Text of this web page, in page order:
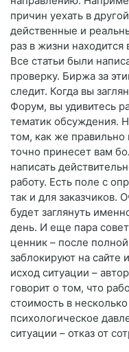
причин уехать в
действенные и
раз в жизни
Все статьи были
проверку. Биржа за
следит. Когда вы
Форум, вы удивитесь
тематик обсуждения.
том, как же правильно
точно принесет вам
написать
работу. Есть поле с
так и для заказчиков.
будет заглянуть
день. И еще пара
ценник – после
заблокируют на сайте
исход ситуации –
говорит о том, что
стоимость в
психологическое
ситуации – отказ от